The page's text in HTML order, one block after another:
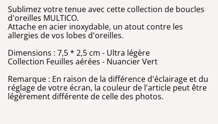
Sublimez votre tenue avec cette collection de boucles
d'oreilles MULTICO.
Attache en acier inoxydable, un atout contre les
allergies de vos lobes d'oreilles.
Dimensions : 7,5 * 2,5 cm - Ultra légère
Collection Feuilles aérées - Nuancier Vert
Remarque : En raison de la différence d'éclairage et du
réglage de votre écran, la couleur de l'article peut être
légèrement différente de celle des photos.